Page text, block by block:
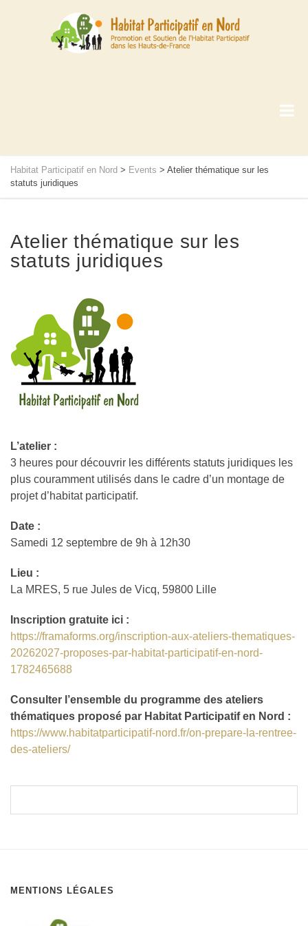
Habitat Participatif en Nord > Events > Atelier thématique sur les
statuts juridiques
Atelier thématique sur les
statuts juridiques
L’atelier :
3 heures pour découvrir les différents statuts juridiques les
plus couramment utilisés dans le cadre d’un montage de
projet d’habitat participatif.
Date :
Samedi 12 septembre de 9h à 12h30
Lieu :
La MRES, 5 rue Jules de Vicq, 59800 Lille
Inscription gratuite ici :
https://framaforms.org/inscription-aux-ateliers-thematiques-
20262027-proposes-par-habitat-participatif-en-nord-
1782465688
Consulter l’ensemble du programme des ateliers
thématiques proposé par Habitat Participatif en Nord :
https://www.habitatparticipatif-nord.fr/on-prepare-la-rentree-
des-ateliers/
MENTIONS LÉGALES